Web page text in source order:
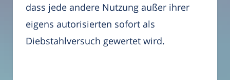
dass jede andere Nutzung außer ihrer
eigens autorisierten sofort als
Diebstahlversuch gewertet wird.